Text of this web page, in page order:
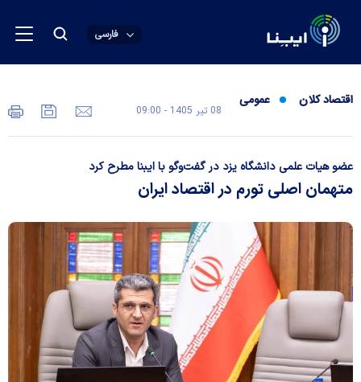
فارسی
اقتصاد کلان عمومی
08 تير 1405 - 09:00
عضو هیات علمی دانشگاه یزد در گفت‌و‌گو با ایبنا مطرح کرد
متهمان اصلی تورم در اقتصاد ایران